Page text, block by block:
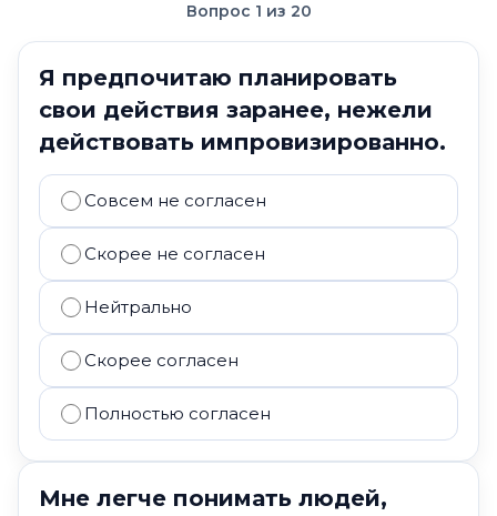
Вопрос 1 из 20
Я предпочитаю планировать
свои действия заранее, нежели
действовать импровизированно.
Совсем не согласен
Скорее не согласен
Нейтрально
Скорее согласен
Полностью согласен
Мне легче понимать людей,